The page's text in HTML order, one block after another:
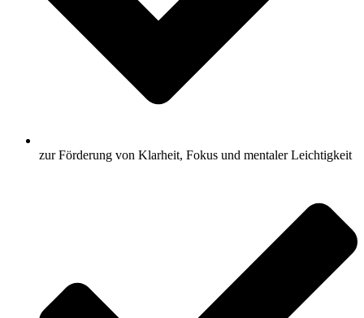
zur Förderung von Klarheit, Fokus und mentaler Leichtigkeit